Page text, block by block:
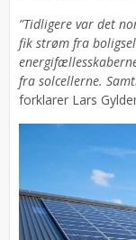
”Tidligere var det
fik strøm fra
fra solcellerne.
forklarer Lars